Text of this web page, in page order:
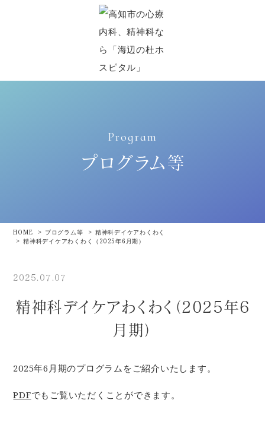
Program
プログラム等
HOME プログラム等
精神科デイケアわくわく
精神科デイケアわくわく（2025年6月期）
2025.07.07
精神科デイケアわくわく（2025年6
月期）
2025年6月期のプログラムをご紹介いたします。
PDFでもご覧いただくことができます。